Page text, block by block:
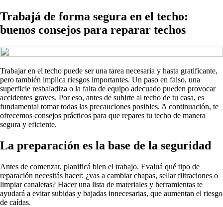
Trabajá de forma segura en el techo:
buenos consejos para reparar techos
Trabajar en el techo puede ser una tarea necesaria y hasta gratificante,
pero también implica riesgos importantes. Un paso en falso, una
superficie resbaladiza o la falta de equipo adecuado pueden provocar
accidentes graves. Por eso, antes de subirte al techo de tu casa, es
fundamental tomar todas las precauciones posibles. A continuación, te
ofrecemos consejos prácticos para que repares tu techo de manera
segura y eficiente.
La preparación es la base de la seguridad
Antes de comenzar, planificá bien el trabajo. Evaluá qué tipo de
reparación necesitás hacer: ¿vas a cambiar chapas, sellar filtraciones o
limpiar canaletas? Hacer una lista de materiales y herramientas te
ayudará a evitar subidas y bajadas innecesarias, que aumentan el riesgo
de caídas.